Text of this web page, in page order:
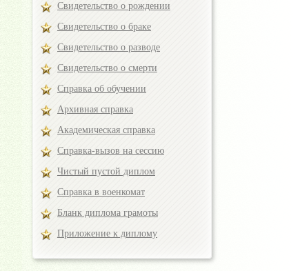
Свидетельство о рождении
Свидетельство о браке
Свидетельство о разводе
Свидетельство о смерти
Справка об обучении
Архивная справка
Академическая справка
Справка-вызов на сессию
Чистый пустой диплом
Справка в военкомат
Бланк диплома грамоты
Приложение к диплому